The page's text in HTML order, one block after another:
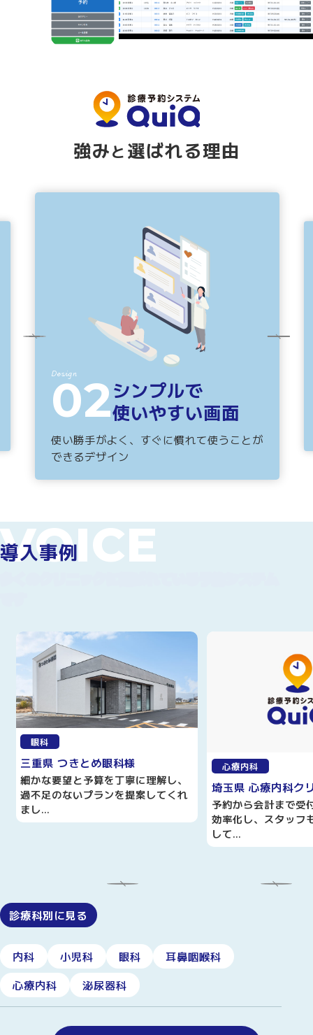
強みと 選ばれる理由
Design
02シンプルで
使いやすい画面
使い勝手がよく、すぐに慣れて使うことが
できるデザイン
VOICE
導入事例
眼科
三重県 つきとめ眼科様
細かな要望と予算を丁寧に理解し、
過不足のないプランを提案してくれ
まし…
心療内科
埼玉県 心療内科ク
予約から会計まで受
効率化し、スタッフ
して…
診療科別に見る
内科 小児科 眼科
耳鼻咽喉科
心療内科
泌尿器科